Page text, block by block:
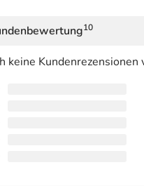
10
keine Kundenrezensionen